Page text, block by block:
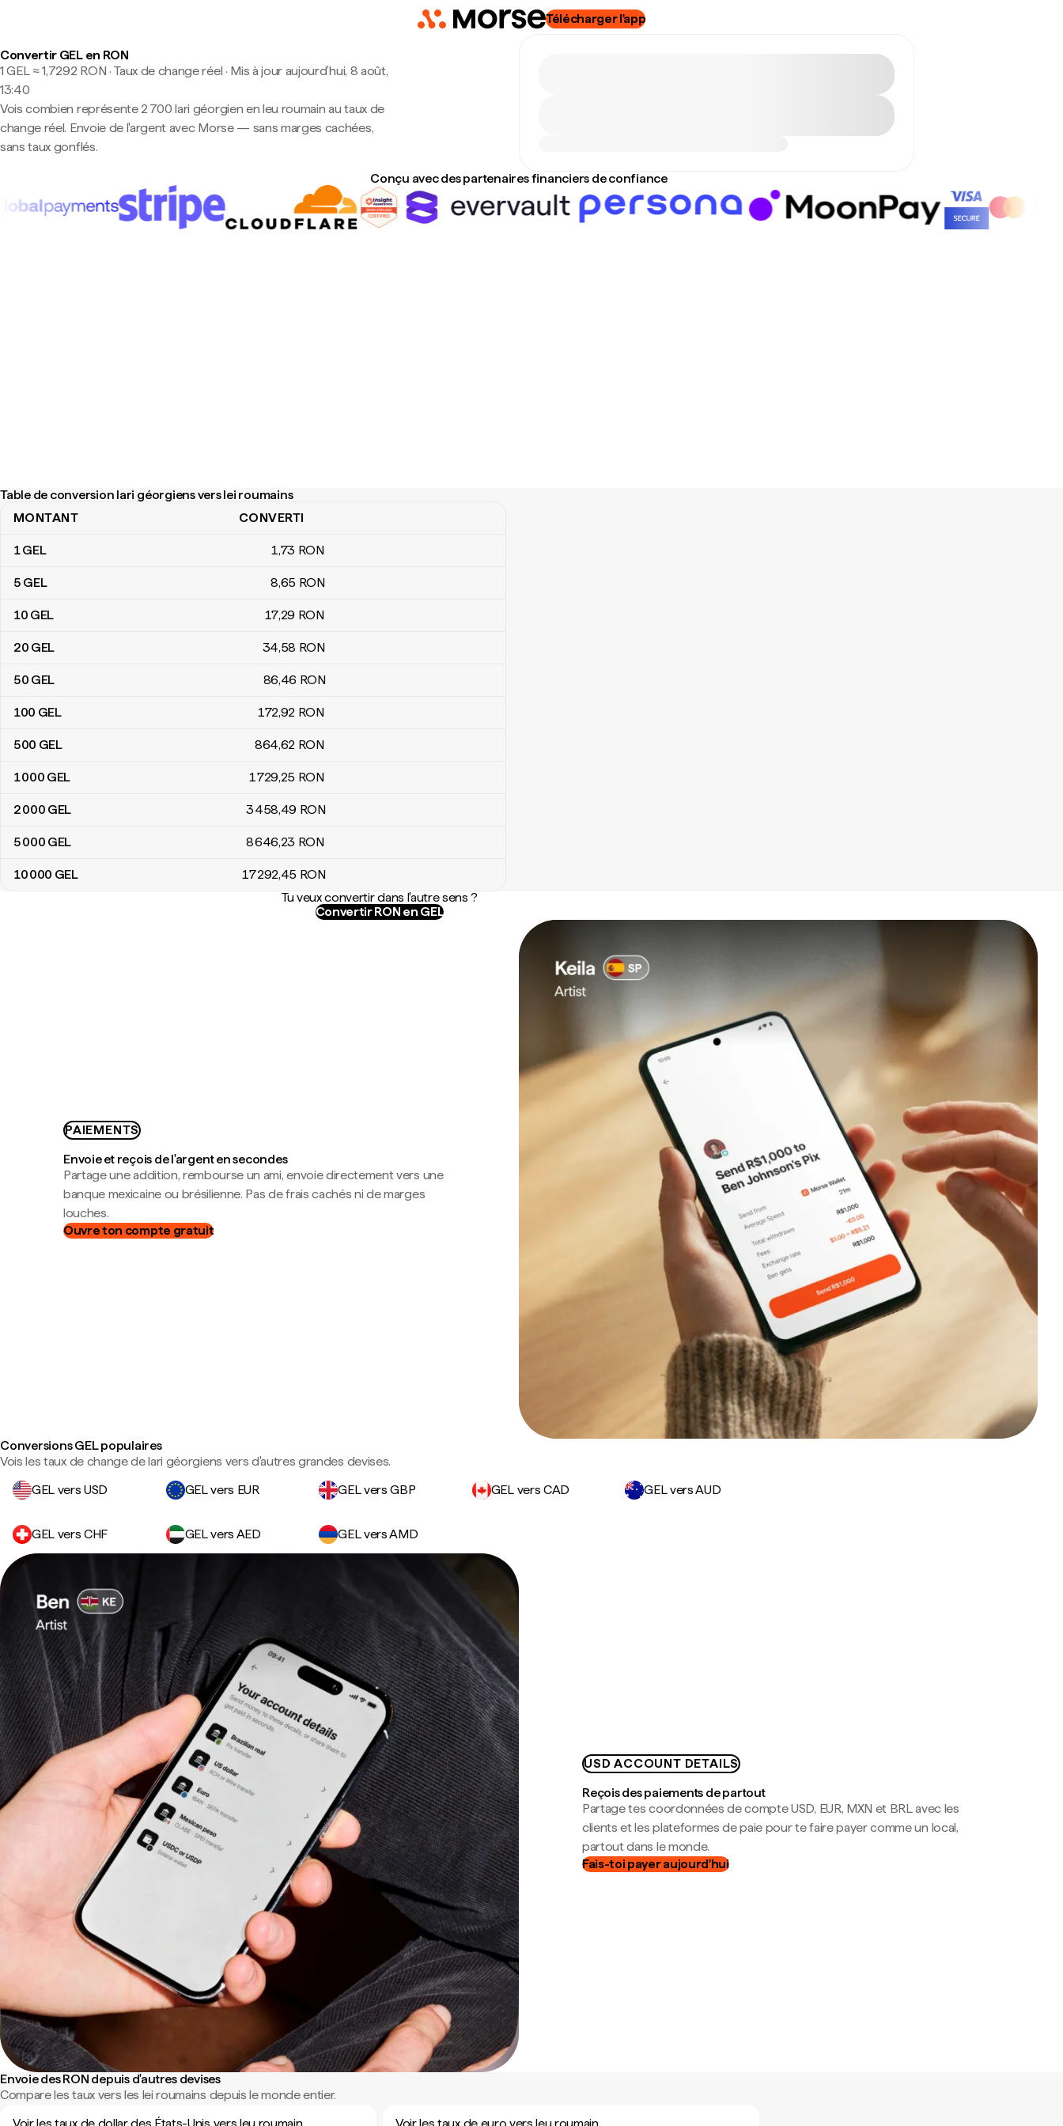
Télécharger l'app
Convertir GEL en RON
1 GEL ≈ 1,7292 RON · Taux de change réel · Mis à jour aujourd’hui, 8 août,
13:40
Vois combien représente 2 700 lari géorgien en leu roumain au taux de
change réel. Envoie de l'argent avec Morse — sans marges cachées,
sans taux gonflés.
Conçu avec des partenaires financiers de confiance
Table de conversion lari géorgiens vers lei roumains
Table de conversion lari géorgiens vers lei roumains
MONTANT CONVERTI
1GEL 1,73 RON
5 GEL 8,65 RON
10 GEL 17,29 RON
20 GEL 34,58 RON
50 GEL 86,46 RON
100 GEL 172,92 RON
500 GEL 864,62 RON
1 000 GEL 1 729,25 RON
2 000 GEL 3 458,49 RON
5 000 GEL 8 646,23 RON
10 000 GEL 17 292,45 RON
Tu veux convertir dans l'autre sens ?
Convertir RON en GEL
PAIEMENTS
Envoie et reçois de l'argent en secondes
Partage une addition, rembourse un ami, envoie directement vers une
banque mexicaine ou brésilienne. Pas de frais cachés ni de marges
louches.
Ouvre ton compte gratuit
Conversions GEL populaires
Vois les taux de change de lari géorgiens vers d'autres grandes devises.
GEL vers USD
GEL vers EUR GEL vers GBP GEL vers CAD GEL vers AUD
GEL vers CHF GEL vers AED GEL vers AMD
USD ACCOUNT DETAILS
Reçois des paiements de partout
Partage tes coordonnées de compte USD, EUR, MXN et BRL avec les
clients et les plateformes de paie pour te faire payer comme un local,
partout dans le monde.
Fais-toi payer aujourd'hui
Envoie des RON depuis d'autres devises
Compare les taux vers les lei roumains depuis le monde entier.